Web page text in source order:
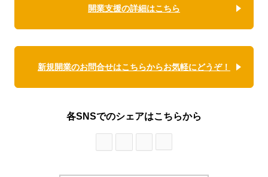
開業支援の詳細はこちら
新規開業のお問合せはこちらからお気軽にどうぞ！
各SNSでのシェアはこちらから